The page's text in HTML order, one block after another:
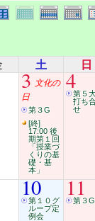
土 日
3 文化の
日
第３G
[終]
17:00 後
期第１回
「授業づ
くりの基
礎・基
本」
4第５
打ち
せ
10
第１０グ
ループ定
例会
11
第３G